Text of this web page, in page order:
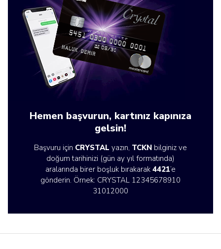
Hemen başvurun, kartınız kapınıza
gelsin!
Başvuru için CRYSTAL yazın, TCKN bilginiz ve
doğum tarihinizi (gün ay yıl formatında)
aralarında birer boşluk bırakarak 4421’e
gönderin. Örnek: CRYSTAL 12345678910
31012000